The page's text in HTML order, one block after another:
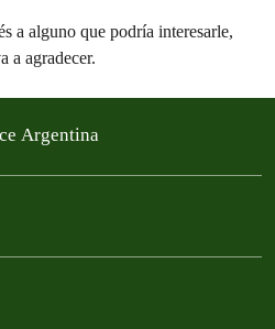
a alguno que podría interesarle,
a agradecer.
Argentina